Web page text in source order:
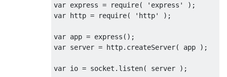
var express = require( 'express'
);
var http = require( 'http' );
var app = express ();
var server = http. createServer( app );
var io = socket . listen( server );